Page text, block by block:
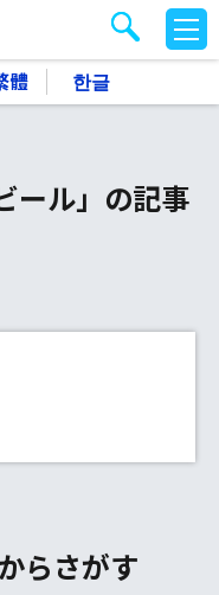
體 한글
M
E
ール」の記事
らさがす